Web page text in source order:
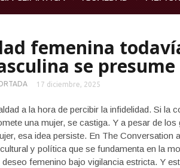
femenina
se presume
17 diciembre, 2025
a la hora de percibir la infidelidad. Si la
una mujer, se castiga. Y a pesar de los
esa idea persiste. En The Conversation
y política que se fundamenta en la
femenino bajo vigilancia estricta. Y